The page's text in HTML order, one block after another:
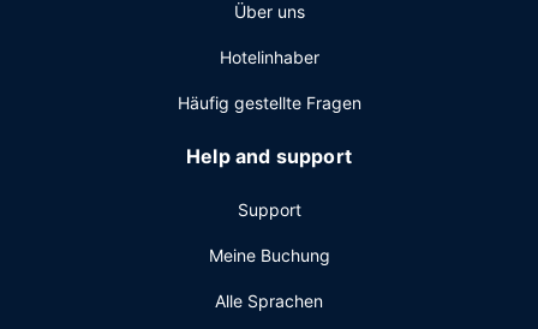
Über uns
Hotelinhaber
Häufig gestellte Fragen
Help and support
Support
Meine Buchung
Alle Sprachen